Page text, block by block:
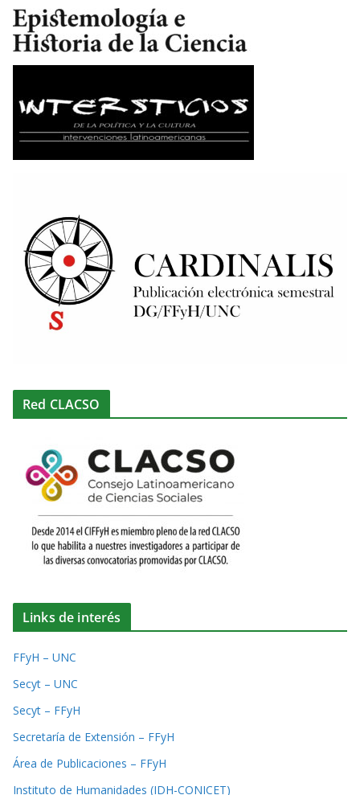
Red CLACSO
Links de interés
FFyH – UNC
Secyt – UNC
Secyt – FFyH
Secretaría de Extensión – FFyH
Área de Publicaciones – FFyH
Instituto de Humanidades (IDH-CONICET)